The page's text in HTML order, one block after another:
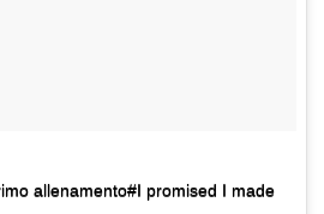
allenamento#I promised I made